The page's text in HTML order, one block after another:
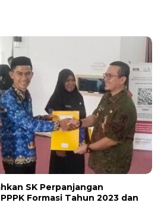
SK Perpanjangan
Formasi Tahun 2023 dan